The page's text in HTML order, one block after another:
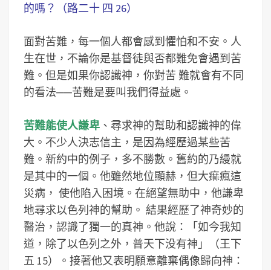
的嗎？（路二十 四 26）
面對苦難，每一個人都會感到懼怕和不安。人
生在世，不論你是基督徒與否都難免會遇到苦
難。但是如果你認識神，你對苦 難就會有不同
的看法──苦難是要叫我們得益處。
苦難能使人謙卑 、尋求神的幫助和認識神的偉
大。不少人決志信主，是因為經歷過某些苦
難。新約中的例子，多不勝數。舊約的乃縵就
是其中的一個。他雖然地位顯赫，但大痲瘋這
災病， 使他陷入困境。在絕望無助中，他謙卑
地尋求以色列神的幫助。 結果經歷了神奇妙的
醫治，認識了獨一的真神。他說：「如今我知
道，除了以色列之外，普天下没有神」（王下
五 15）。接著他又表明願意離棄偶像歸向神：